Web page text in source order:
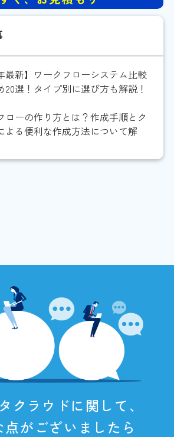
年最新】ワークフローシステム比較
20選！タイプ別に選び方も解説！
ローの作り方とは？作成手順とク
よる便利な作成方法について解
クラウドに関して、
点がございましたら